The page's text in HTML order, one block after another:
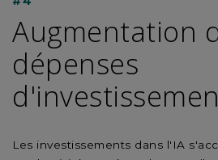
Augmentation
dépenses
Les investissements dans l'IA